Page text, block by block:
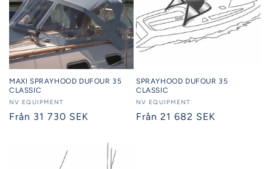
MAXI SPRAYHOOD DUFOUR 35
CLASSIC
Säljare:
NV EQUIPMENT
Ordinarie
Från 31 730 SEK
SPRAYHOOD DUFOUR 35
CLASSIC
Säljare:
NV EQUIPMENT
Ordinarie
Från 21 682 SEK